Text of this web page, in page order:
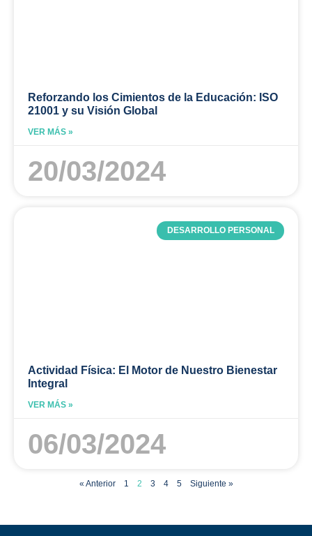
Reforzando los Cimientos de la Educación: ISO
21001 y su Visión Global
VER MÁS »
20/03/2024
DESARROLLO PERSONAL
Actividad Física: El Motor de Nuestro Bienestar
Integral
VER MÁS »
06/03/2024
« Anterior 1 2 3 4 5 Siguiente »